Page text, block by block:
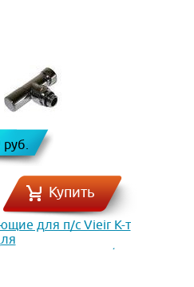
руб.
Купить
для п/с Vieir К-т
нар.-вн.1/2 х